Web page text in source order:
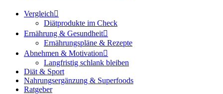
Vergleich
Diätprodukte im Check
Ernährung & Gesundheit
Ernährungspläne & Rezepte
Abnehmen & Motivation
Langfristig schlank bleiben
Diät & Sport
Nahrungsergänzung & Superfoods
Ratgeber